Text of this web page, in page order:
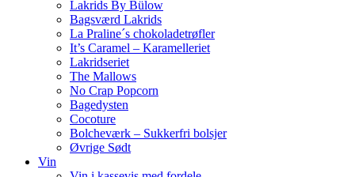
Lakrids By Bülow
Bagsværd Lakrids
La Praline´s chokoladetrøfler
It’s Caramel – Karamelleriet
Lakridseriet
The Mallows
No Crap Popcorn
Bagedysten
Cocoture
Bolcheværk – Sukkerfri bolsjer
Øvrige Sødt
Vin